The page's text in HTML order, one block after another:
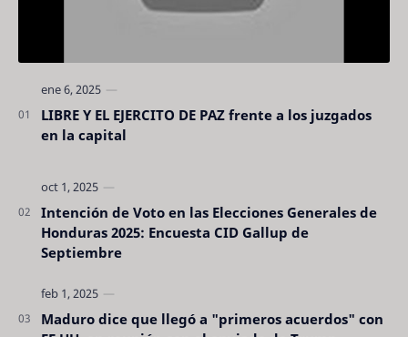
LIBRE Y EL EJERCITO DE PAZ frente a los juzgados
en la capital
Intención de Voto en las Elecciones Generales de
Honduras 2025: Encuesta CID Gallup de
Septiembre
Maduro dice que llegó a "primeros acuerdos" con